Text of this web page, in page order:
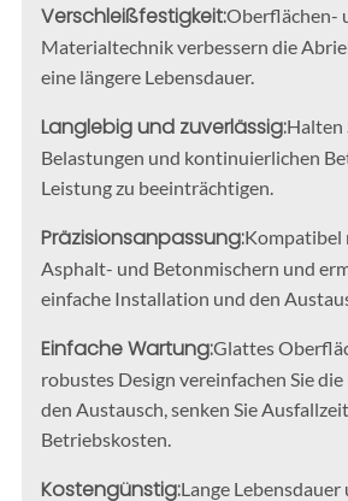
Verschleißfestigkeit:Oberflächen-
Materialtechnik verbessern die
eine längere Lebensdauer.
Langlebig und zuverlässig:Halten
Belastungen und kontinuierlichen
Leistung zu beeinträchtigen.
Präzisionsanpassung:Kompatibel
Asphalt- und Betonmischern und
einfache Installation und den
Einfache Wartung:Glattes
robustes Design vereinfachen Sie
den Austausch, senken Sie
Betriebskosten.
Kostengünstig:Lange